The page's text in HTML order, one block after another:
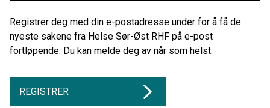
Registrer deg med din e-postadresse under for å få de
nyeste sakene fra Helse Sør-Øst RHF på e-post
fortløpende. Du kan melde deg av når som helst.
REGISTRER